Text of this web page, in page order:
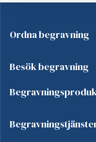
Ordna begravning
Besök begravning